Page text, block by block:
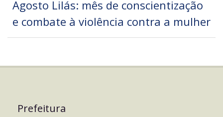
Agosto Lilás: mês de conscientização
e combate à violência contra a mulher
Prefeitura